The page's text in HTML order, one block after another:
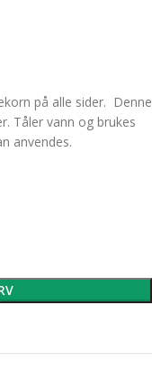
på alle sider. Denne
Tåler vann og brukes
anvendes.